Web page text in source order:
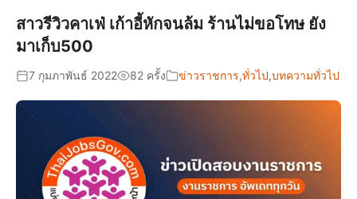
สาวรีวิวคาเฟ่ เก้าอี้หักจนล้ม ร้านไม่ขอโทษ ยัง
มาเก็บ500
7 กุมภาพันธ์ 2022 82 ครั้ง ข่าวราชการ,ทั่วไป,บทความทั่วไป